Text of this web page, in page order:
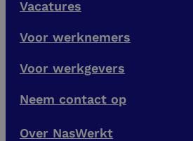
Vacatures
Voor werknemers
Voor werkgevers
Neem contact op
Over NasWerkt